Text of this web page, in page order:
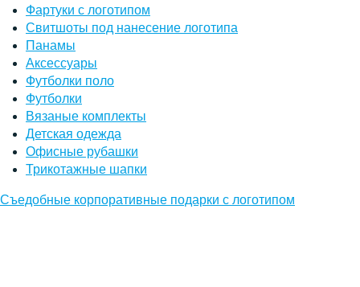
Фартуки с логотипом
Свитшоты под нанесение логотипа
Панамы
Аксессуары
Футболки поло
Футболки
Вязаные комплекты
Детская одежда
Офисные рубашки
Трикотажные шапки
Съедобные корпоративные подарки с логотипом